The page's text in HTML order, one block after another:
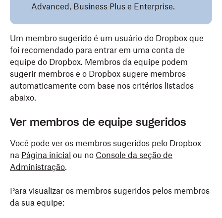
Advanced, Business Plus e Enterprise.
Um membro sugerido é um usuário do Dropbox que
foi recomendado para entrar em uma conta de
equipe do Dropbox. Membros da equipe podem
sugerir membros e o Dropbox sugere membros
automaticamente com base nos critérios listados
abaixo.
Ver membros de equipe sugeridos
Você pode ver os membros sugeridos pelo Dropbox
na Página inicial ou no Console da seção de
Administração.
Para visualizar os membros sugeridos pelos membros
da sua equipe: